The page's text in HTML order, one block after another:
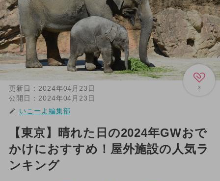
3
更新日： 2024年04月23日
公開日： 2024年04月23日
いこーよ編集部
【東京】晴れた日の2024年GWおで
かけにおすすめ！屋外施設の人気ラ
ンキング